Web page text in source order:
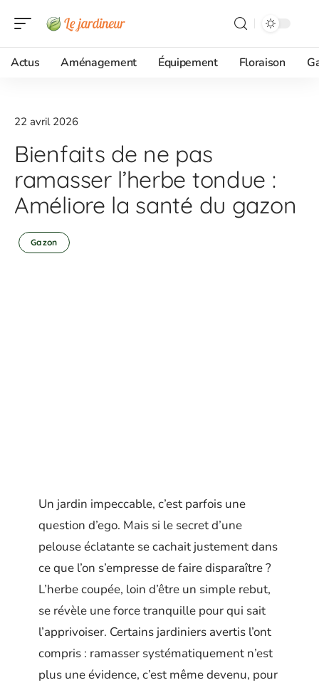
Actus Aménagement Équipement Floraison
22 avril 2026
Bienfaits de ne pas
ramasser l’herbe tondue :
Améliore la santé du gazon
Gazon
Un jardin impeccable, c’est parfois une
question d’ego. Mais si le secret d’une
pelouse éclatante se cachait justement dans
ce que l’on s’empresse de faire disparaître ?
L’herbe coupée, loin d’être un simple rebut,
se révèle une force tranquille pour qui sait
l’apprivoiser. Certains jardiniers avertis l’ont
compris : ramasser systématiquement n’est
plus une évidence, c’est même devenu, pour